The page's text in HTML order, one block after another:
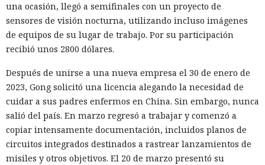
una ocasión, llegó a semifinales con un proyecto de
sensores de visión nocturna, utilizando incluso imágenes
de equipos de su lugar de trabajo. Por su participación
recibió unos 2800 dólares.
Después de unirse a una nueva empresa el 30 de enero de
2023, Gong solicitó una licencia alegando la necesidad de
cuidar a sus padres enfermos en China. Sin embargo, nunca
salió del país. En marzo regresó a trabajar y comenzó a
copiar intensamente documentación, incluidos planos de
circuitos integrados destinados a rastrear lanzamientos de
misiles y otros objetivos. El 20 de marzo presentó su